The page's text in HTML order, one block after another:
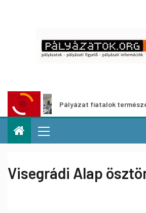
Pályázat fiatalok
Visegrádi Alap